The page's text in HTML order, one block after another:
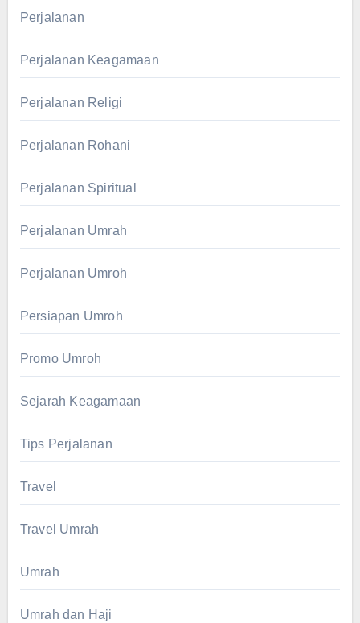
Perjalanan
Perjalanan Keagamaan
Perjalanan Religi
Perjalanan Rohani
Perjalanan Spiritual
Perjalanan Umrah
Perjalanan Umroh
Persiapan Umroh
Promo Umroh
Sejarah Keagamaan
Tips Perjalanan
Travel
Travel Umrah
Umrah
Umrah dan Haji